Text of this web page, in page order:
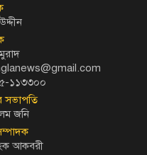
১১৩৩০০
সভাপতি
জনি
আকবরী